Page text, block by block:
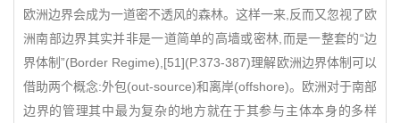
欧洲边界会成为一道密不透风的森林。这样一来,反而又忽视了欧
洲南部边界其实并非是一道简单的高墙或密林,而是一整套的“边
界体制”(Border Regime),[51](P.373-387)理解欧洲边界体制可以
借助两个概念:外包(out-source)和离岸(offshore)。欧洲对于南部
边界的管理其中最为复杂的地方就在于其参与主体本身的多样